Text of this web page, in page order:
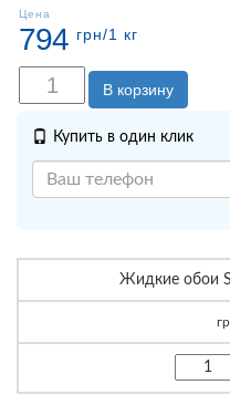
Цена
794 грн/1 кг
В корзину
Купить в один клик
Жидкие обои